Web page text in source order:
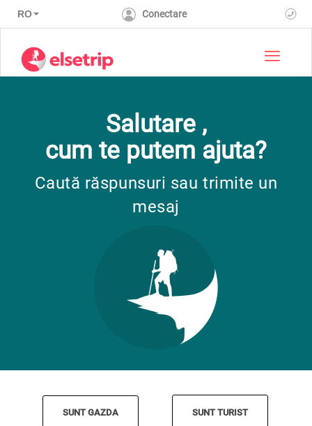
RO Conectare
Toggle
Salutare ,
cum te putem ajuta?
Caută răspunsuri sau trimite un
mesaj
SUNT GAZDA SUNT TURIST